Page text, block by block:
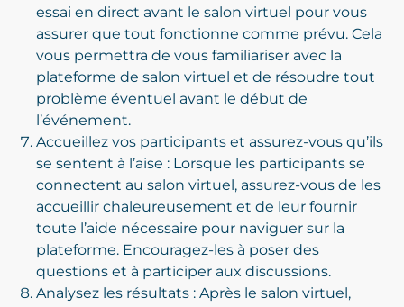
essai en direct avant le salon virtuel pour vous
assurer que tout fonctionne comme prévu. Cela
vous permettra de vous familiariser avec la
plateforme de salon virtuel et de résoudre tout
problème éventuel avant le début de
l’événement.
Accueillez vos participants et assurez-vous qu’ils
se sentent à l’aise : Lorsque les participants se
connectent au salon virtuel, assurez-vous de les
accueillir chaleureusement et de leur fournir
toute l’aide nécessaire pour naviguer sur la
plateforme. Encouragez-les à poser des
questions et à participer aux discussions.
Analysez les résultats : Après le salon virtuel,